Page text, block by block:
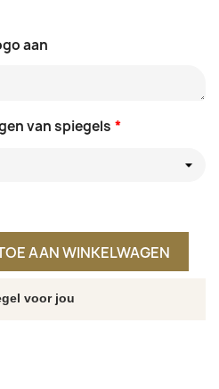
aan
*
van spiegels
AAN WINKELWAGEN
voor jou